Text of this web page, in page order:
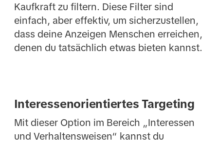
Kaufkraft zu filtern. Diese Filter sind
einfach, aber effektiv, um sicherzustellen,
dass deine Anzeigen Menschen erreichen,
denen du tatsächlich etwas bieten kannst.
Interessenorientiertes Targeting
Mit dieser Option im Bereich „Interessen
und Verhaltensweisen“ kannst du